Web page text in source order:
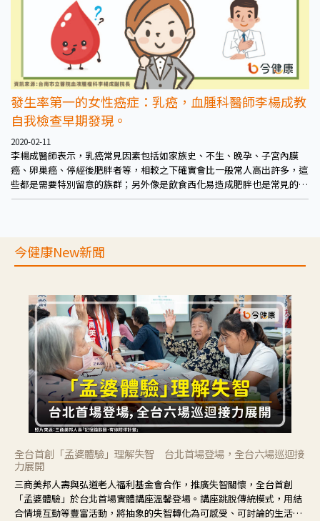
發生率第一的女性癌症：乳癌，血腫科醫師李楊成教
自我檢查早期發現。
2020-02-11
李楊成醫師表示，乳癌常見因素包括如家族史、不生、晚孕、子宮內膜
癌、卵巢癌、停經後肥胖者等，相較之下確實會比一般常人高出許多，這
些都是需要特別留意的族群；另外像是飲食西化易造成肥胖也是常見的原
因之一，而大家不陌生的環境荷爾蒙也會對此有影響。
今健康New新聞
全台首創「孟婆體驗」理解失智 台北首場登場，全台六場巡迴接
力展開
三商美邦人壽與弘道老人福利基金會合作，推廣失智關懷，全台首創
「孟婆體驗」於台北首場實體講座溫馨登場。講座跳脫傳統模式，用結
合情境互動等豐富活動，將抽象的失智轉化為可感受、可討論的生活情